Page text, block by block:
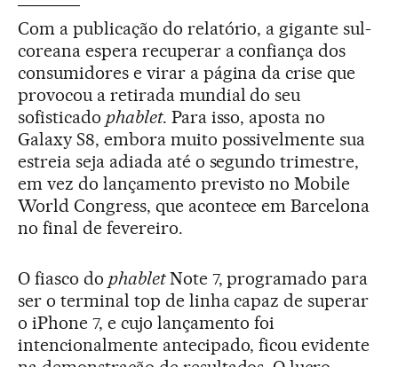
Com a publicação do relatório, a gigante sul-
coreana espera recuperar a confiança dos
consumidores e virar a página da crise que
provocou a retirada mundial do seu
sofisticado phablet. Para isso, aposta no
Galaxy S8, embora muito possivelmente sua
estreia seja adiada até o segundo trimestre,
em vez do lançamento previsto no Mobile
World Congress, que acontece em Barcelona
no final de fevereiro.
O fiasco do phabletNote 7, programado para
ser o terminal top de linha capaz de superar
o iPhone 7, e cujo lançamento foi
intencionalmente antecipado, ficou evidente